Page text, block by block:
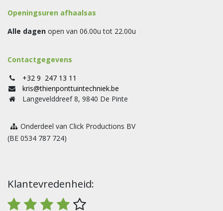
Openingsuren afhaalsas
Alle dagen open van 06.00u tot 22.00u
Contactgegevens
+32 9 247 13 11
kris@thienponttuintechniek.be
Langevelddreef 8, 9840 De Pinte
Onderdeel van Click Productions BV
(BE 0534 787 724)
Klantevredenheid: